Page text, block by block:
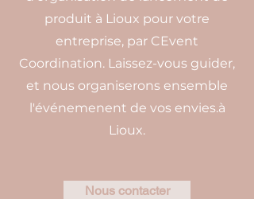
produit à Lioux pour votre
entreprise, par CEvent
Coordination. Laissez-vous guider,
et nous organiserons ensemble
l'événemenent de vos envies.à
Lioux.
Nous contacter